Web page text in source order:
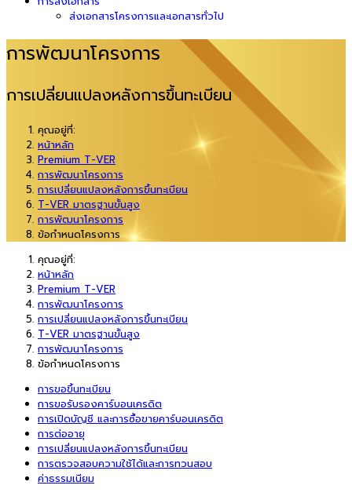
ส่งเอกสารโครงการและเอกสารทั่วไป
การพัฒนาโครงการ
การเปลี่ยนแปลงหลังการขึ้นทะเบียน
คุณอยู่ที่:
หน้าหลัก
Premium T-VER
การพัฒนาโครงการ
การเปลี่ยนแปลงหลังการขึ้นทะเบียน
T-VER มาตรฐานขั้นสูง
การพัฒนาโครงการ
ข้อกำหนดโครงการ
คุณอยู่ที่:
หน้าหลัก
Premium T-VER
การพัฒนาโครงการ
การเปลี่ยนแปลงหลังการขึ้นทะเบียน
T-VER มาตรฐานขั้นสูง
การพัฒนาโครงการ
ข้อกำหนดโครงการ
การขอขึ้นทะเบียน
การขอรับรองคาร์บอนเครดิต
การเปิดบัญชี และการซื้อขายคาร์บอนเครดิต
การต่ออายุ
การเปลี่ยนแปลงหลังการขึ้นทะเบียน
การตรวจสอบความใช้ได้และการทวนสอบ
ค่าธรรมเนียม